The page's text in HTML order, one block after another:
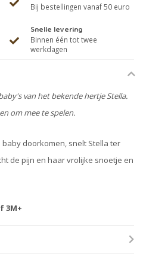
Bij bestellingen vanaf 50 euro
Snelle levering
Binnen één tot twee
werkdagen
van het bekende hertje Stella.
om mee te spelen.
doorkomen, snelt Stella ter
de pijn en haar vrolijke snoetje en
3M+